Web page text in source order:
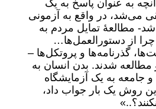
به عنوان پاسخ به یک
می‌شد، در واقع به آزمونی
مطالعۀ تمایل مردم به
از دستورالعمل‌ها…
گذرنامه‌ها و پروتکل‌ها –
مطالعه شدند. بدن انسان به
جامعه به یک آزمایشگاه
روش یک بار جواب داد،